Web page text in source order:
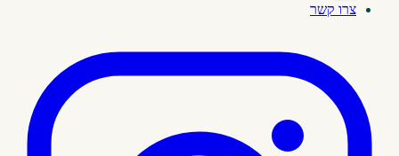
צרו קשר